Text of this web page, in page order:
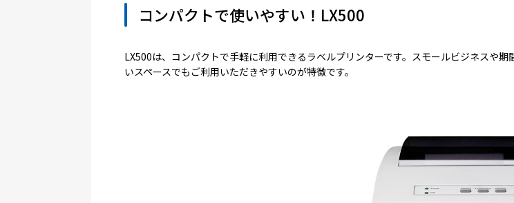
LX910の消耗品
LX500用ダイカットラベルラインアップ
コンパクトで使いやすい！LX500
LX500は、コンパクトで手軽に利用できるラベルプリンターです。スモールビジネスや
いスペースでもご利用いただきやすいのが特徴です。